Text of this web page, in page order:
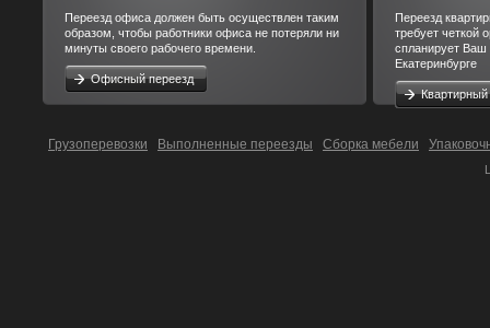
Переезд офиса должен быть осуществлен таким
образом, чтобы работники офиса не потеряли ни
минуты своего рабочего времени.
Офисный переезд
Переезд
требует четкой
спланирует Ваш
Екатеринбурге
Квартирный
Грузоперевозки Выполненные переезды Сборка мебели